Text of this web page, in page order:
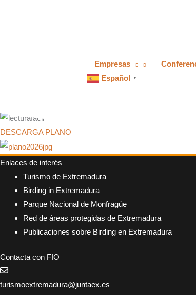
Empresas
Español
▼
DESCARGA PLANO
Enlaces de interés
Turismo de Extremadura
Birding in Extremadura
Parque Nacional de Monfragüe
Red de áreas protegidas de Extremadura
Publicaciones sobre Birding en Extremadura
Contacta con FIO
turismoextremadura@juntaex.es